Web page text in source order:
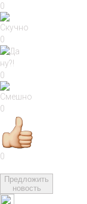
0
0
0
0
0
Предложить
новость